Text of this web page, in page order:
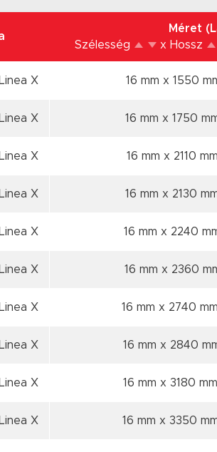
Méret
Szélesség
x Hossz
X 16 mm x 1550
X 16 mm x 1750
X 16 mm x 2110 mm
X 16 mm x 2130
X 16 mm x 2240
X 16 mm x 2360
X 16 mm x 2740 mm
X 16 mm x 2840
X 16 mm x 3180 mm
X 16 mm x 3350